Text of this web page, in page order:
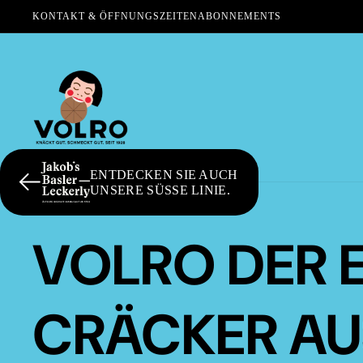
KONTAKT & ÖFFNUNGSZEITENABONNEMENTS
ENTDECKEN SIE AUCH
UNSERE SÜSSE LINIE.
VOLRO DER
CRÄCKER